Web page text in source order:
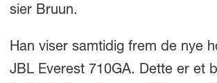
sier Bruun.
Han viser samtidig frem de nye
JBL Everest 710GA. Dette er et